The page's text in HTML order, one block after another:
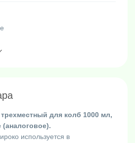
для колб 1000 мл,
(аналоговое).
используется в